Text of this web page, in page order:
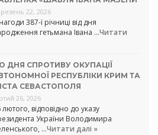
22, 2026
387-ї річниці від дня
гетьмана Івана …Читати
ДНЯ СПРОТИВУ ОКУПАЦІЇ
РЕСПУБЛІКИ КРИМ ТА
СЕВАСТОПОЛЯ
26, 2026
лютого, відповідно до указу
України Володимира
…Читати далі »